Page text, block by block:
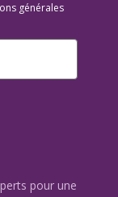
générales
pour une